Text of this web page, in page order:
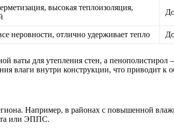
высокая теплоизоляция,
неровности, отлично удерживает тепло
ваты для утепления стен, а
влаги внутри конструкции, что приводит к
Например, в районах с повышенной
или ЭППС.